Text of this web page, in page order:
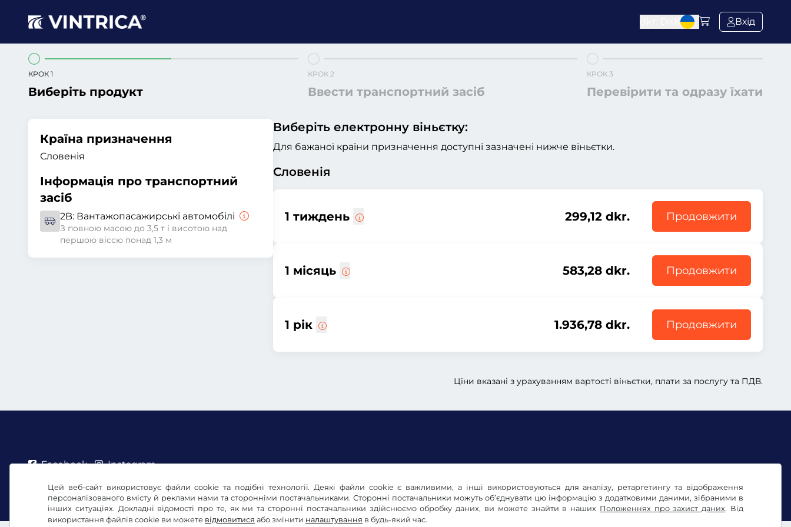
Цей веб-сайт використовує файли cookie та подібні технології. Деякі файли cookie є важливими, а інші використовуються для аналізу, ретаргетингу та відображення
персоналізованого вмісту й реклами нами та сторонніми постачальниками. Сторонні постачальники можуть об’єднувати цю інформацію з додатковими даними, зібраними в
інших ситуаціях. Докладні відомості про те, як ми та сторонні постачальники здійснюємо обробку даних, ви можете знайти в наших Положеннях про захист даних. Від
використання файлів cookie ви можете відмовитися або змінити налаштування в будь-який час.
Вхід
КРОК 1
Виберіть продукт
КРОК 2
Ввести транспортний засіб
КРОК 3
Перевірити та одразу їхати
Країна призначення
Словенія
Інформація про транспортний
засіб
2B: Вантажопасажирські автомобілі
З повною масою до 3,5 т і висотою над
першою віссю понад 1,3 м
Виберіть електронну віньєтку:
Для бажаної країни призначення доступні зазначені нижче віньєтки.
Словенія
1 тиждень 299,12 dkr. Продовжити
1 місяць 583,28 dkr. Продовжити
1 рік 1.936,78 dkr. Продовжити
Ціни вказані з урахуванням вартості віньєтки, плати за послугу та ПДВ.
Facebook Instagram
Умови та положення /право на відкликання Політика конфіденційності Налаштування файлів cookie Вихідні дані